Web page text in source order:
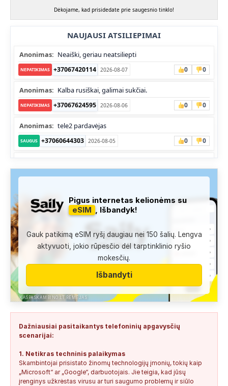
Dėkojame, kad prisidedate prie saugesnio tinklo!
NAUJAUSI ATSILIEPIMAI
Anonimas: Neaiški, geriau neatsiliepti
NEPATIKIMAS +37067420114 2026-08-07 0 0
Anonimas: Kalba rusiškai, galimai sukčiai.
NEPATIKIMAS +37067624595 2026-08-06 0 0
Anonimas: tele2 pardavėjas
SAUGUS +37060644303 2026-08-05 0 0
NEPATIKIMAS +37052041945 2026-08-05 0 0
Administracija: Užfiksuota, kad apie šį numerį buvo rašoma
daug teigiamų komentarų...
Anonimas:
Labai gera pagalbininke, konsultavausi ne karta
del teises mokslu
SAUGUS +37060763626 2026-08-04 2
Anonimas: Paskambino kažkokia [vardas paslėptas] ir siūlo
susipažint. Skamba kaip dirbtinio...
Jonas: Vivus.lt
Anonimas: Gauta SMS žinutė: " Moters neturi?
NEPATIKIMAS +37060388940 2026-08-02 0
KASPASKAMBINO.LT RĖMĖJAS
Pigus internetas kelionėms su
eSIM , Išbandyk!
Gauk patikimą eSIM ryšį daugiau nei 150 šalių. Lengva
aktyvuoti, jokio rūpesčio dėl tarptinklinio ryšio
mokesčių.
Išbandyti
Dažniausiai pasitaikantys telefoninių apgavysčių
scenarijai:
1. Netikras techninis palaikymas
Skambintojai prisistato žinomų technologijų įmonių, tokių kaip
„Microsoft“ ar „Google“, darbuotojais. Jie teigia, kad jūsų
įrenginys užkrėstas virusu ar turi saugumo problemų ir siūlo